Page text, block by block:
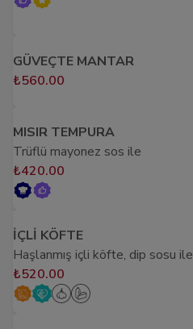
GÜVEÇTE MANTAR
₺560.00
MISIR TEMPURA
Trüflü mayonez sos ile
₺420.00
İÇLİ KÖFTE
Haşlanmış içli köfte, dip sosu ile
₺520.00